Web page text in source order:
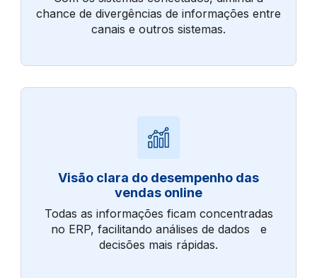
chance de divergências de informações entre
canais e outros sistemas.
Visão clara do desempenho das
vendas online
Todas as informações ficam concentradas
no ERP, facilitando análises de dados e
decisões mais rápidas.